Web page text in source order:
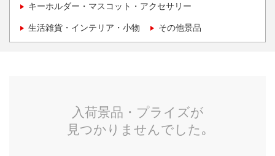
キーホルダー・マスコット・アクセサリー
生活雑貨・インテリア・小物 その他景品